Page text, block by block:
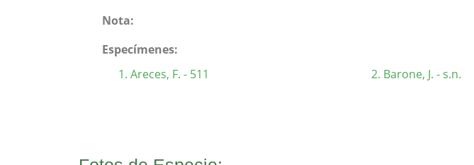
Nota:
Especímenes:
Areces, F. - 511
Barone, J. - s.n.